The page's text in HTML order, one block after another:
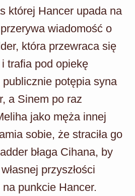
której Hancer upada na
wiadomość o
która przewraca się
trafia pod opiekę
potępia syna
a Sinem po raz
jako męża innej
sobie, że straciła go
błaga Cihana, by
przyszłości
na punkcie Hancer.